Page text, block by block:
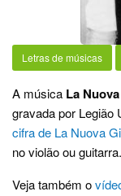
Letras de músicas
A música La
gravada por Legião
cifra de La Nuova
no violão ou guitarra.
Veja também o